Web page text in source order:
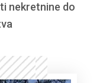
nekretnine do